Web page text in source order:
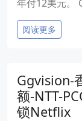
年付12美元。
阅读更多
Ggvision-
额-NTT-
锁Netflix